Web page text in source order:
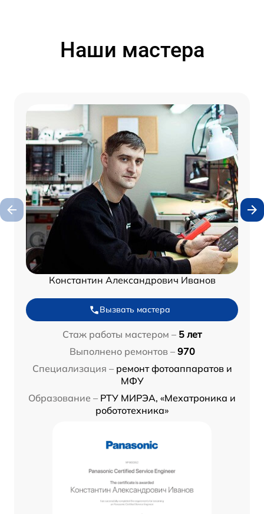
Наши мастера
Константин Александрович Иванов
Вызвать мастера
Стаж работы мастером – 5 лет
Выполнено ремонтов – 970
Специализация – ремонт фотоаппаратов и
МФУ
Образование – РТУ МИРЭА, «Мехатроника и
робототехника»